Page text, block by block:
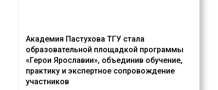
Академия Пастухова ТГУ стала
образовательной площадкой программы
«Герои Ярославии», объединив обучение,
практику и экспертное сопровождение
участников